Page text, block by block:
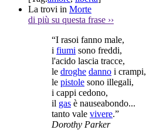
La trovi in Morte
di più su questa frase ››
“I rasoi fanno male,
i fiumi sono freddi,
l'acido lascia tracce,
le droghe danno i crampi,
le pistole sono illegali,
i cappi cedono,
il gas è nauseabondo...
tanto vale vivere.”
Dorothy Parker